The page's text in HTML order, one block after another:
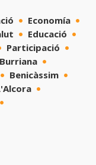
Economía
Educació
Participació
Burriana
Benicàssim